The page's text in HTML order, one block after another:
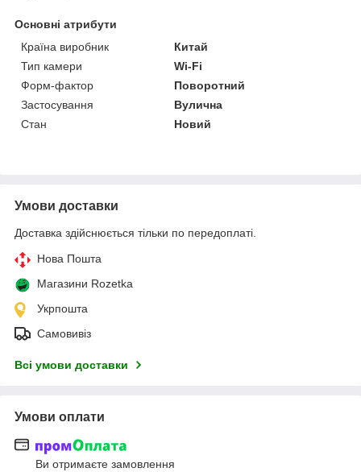
Основні атрибути
Країна виробник
Китай
Тип камери
Wi-Fi
Форм-фактор
Поворотний
Застосування
Вулична
Стан
Новий
Умови доставки
Доставка здійснюється тільки по передоплаті.
Нова Пошта
Магазини Rozetka
Укрпошта
Самовивіз
Всі умови доставки
Умови оплати
Ви отримаєте замовлення